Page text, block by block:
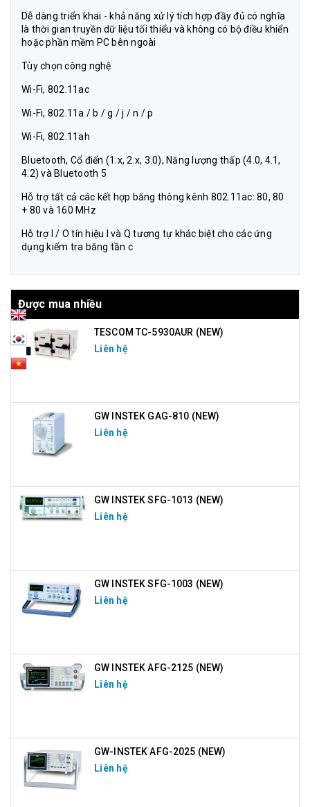
Dễ dàng triển khai - khả năng xử lý tích hợp đầy đủ có nghĩa
là thời gian truyền dữ liệu tối thiểu và không có bộ điều khiển
hoặc phần mềm PC bên ngoài
Tùy chọn công nghệ
Wi-Fi, 802.11ac
Wi-Fi, 802.11a / b / g / j / n / p
Wi-Fi, 802.11ah
Bluetooth, Cổ điển (1.x, 2.x, 3.0), Năng lượng thấp (4.0, 4.1,
4.2) và Bluetooth 5
Hỗ trợ tất cả các kết hợp băng thông kênh 802.11ac: 80, 80
+ 80 và 160 MHz
Hỗ trợ I / O tín hiệu I và Q tương tự khác biệt cho các ứng
dụng kiểm tra băng tần c
Được mua nhiều
TESCOM TC-5930AUR (NEW)
Liên hệ
GW INSTEK GAG-810 (NEW)
Liên hệ
GW INSTEK SFG-1013 (NEW)
Liên hệ
GW INSTEK SFG-1003 (NEW)
Liên hệ
GW INSTEK AFG-2125 (NEW)
Liên hệ
GW-INSTEK AFG-2025 (NEW)
Liên hệ